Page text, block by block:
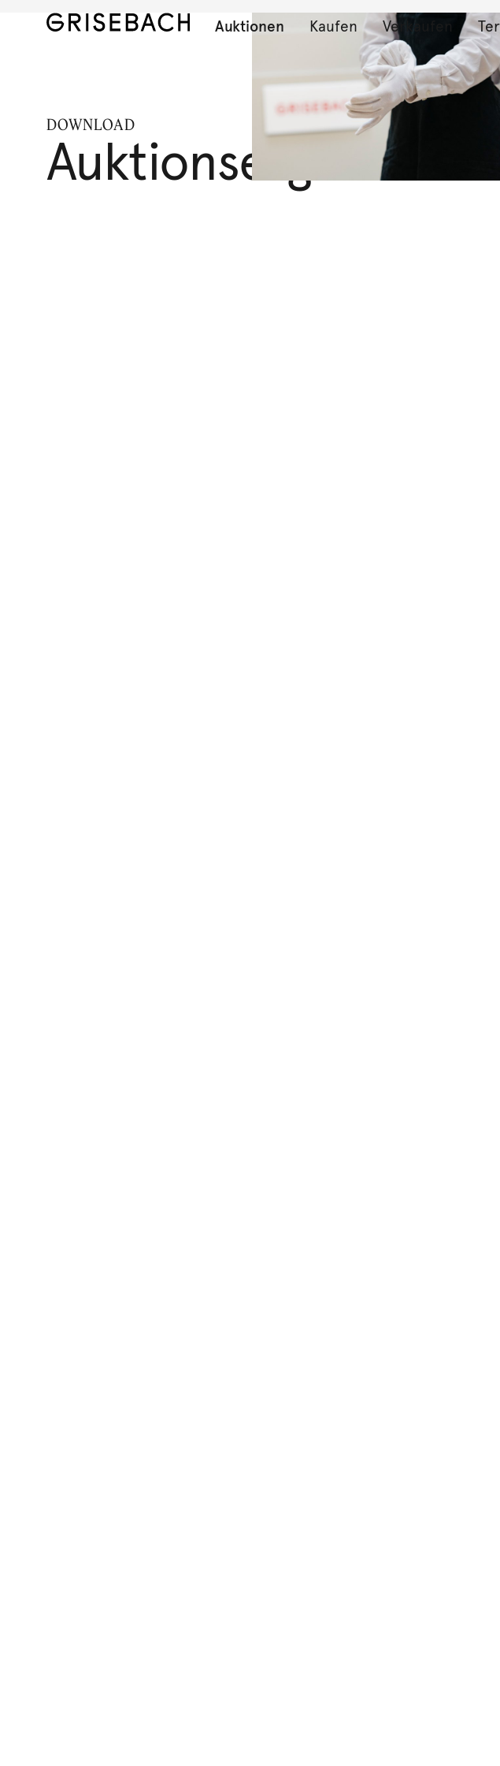
Auktionen Kaufen Verkaufen
DOWNLOAD
Auktionsergebnisse